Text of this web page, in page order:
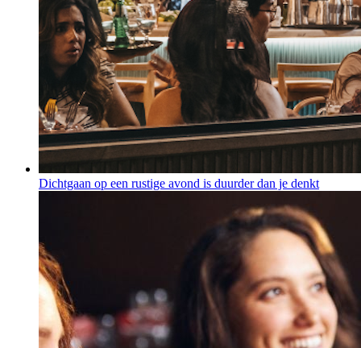
Dichtgaan op een rustige avond is duurder dan je denkt